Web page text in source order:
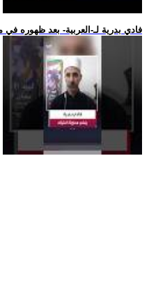
.. فادي بدرية لـ-العربية- بعد ظهوره